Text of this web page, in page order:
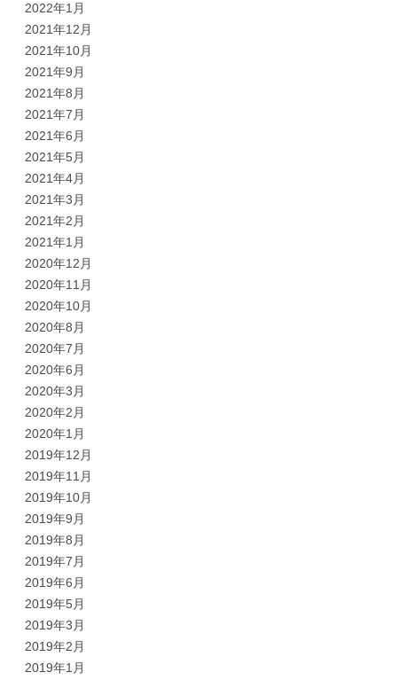
2022年1月
2021年12月
2021年10月
2021年9月
2021年8月
2021年7月
2021年6月
2021年5月
2021年4月
2021年3月
2021年2月
2021年1月
2020年12月
2020年11月
2020年10月
2020年8月
2020年7月
2020年6月
2020年3月
2020年2月
2020年1月
2019年12月
2019年11月
2019年10月
2019年9月
2019年8月
2019年7月
2019年6月
2019年5月
2019年3月
2019年2月
2019年1月